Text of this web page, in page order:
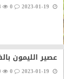
0
عصير الليمون
0